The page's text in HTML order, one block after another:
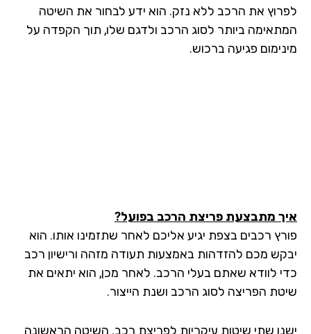
את הרכב ללא נזק. הוא ידע לבחור את השיטה
ביותר לסוג הרכב ולדגם שלו, תוך הקפדה על
פגיעה ברכוש.
מתבצעת פריצת הרכב בפועל?
רכבים בצפת יגיע אליכם לאחר שתזמינו אותו. הוא
מכם להזדהות באמצעות תעודה מזהה ורישיון רכב
לוודא שאתם בעלי הרכב. לאחר מכן, הוא יתאים את
הפריצה לסוג הרכב ושנת הייצור.
שתי שיטות עיקריות לפריצת רכב. השיטה הראשונה